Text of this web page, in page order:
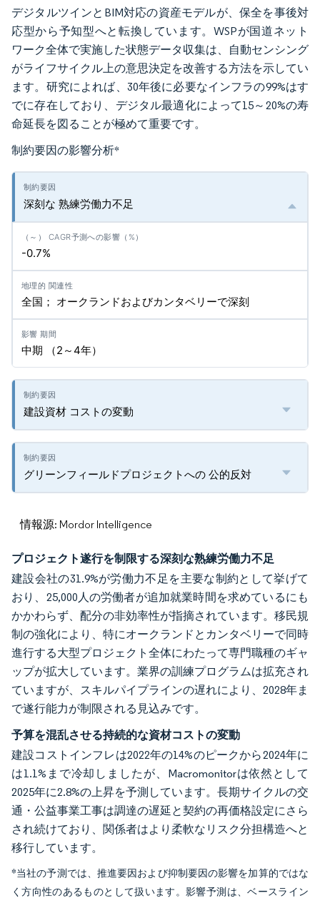
デジタルツインとBIM対応の資産モデルが、保全を事後対
応型から予知型へと転換しています。WSPが国道ネット
ワーク全体で実施した状態データ収集は、自動センシング
がライフサイクル上の意思決定を改善する方法を示してい
ます。研究によれば、30年後に必要なインフラの99%はす
でに存在しており、デジタル最適化によって15～20%の寿
命延長を図ることが極めて重要です。
制約要因の影響分析*
深刻な 熟練労働力不足
-0.7%
全国； オークランドおよびカンタベリーで深刻
中期 （2～4年）
建設資材 コストの変動
グリーンフィールドプロジェクトへの 公的反対
情報源: Mordor Intelligence
プロジェクト遂行を制限する深刻な熟練労働力不足
建設会社の31.9%が労働力不足を主要な制約として挙げて
おり、25,000人の労働者が追加就業時間を求めているにも
かかわらず、配分の非効率性が指摘されています。移民規
制の強化により、特にオークランドとカンタベリーで同時
進行する大型プロジェクト全体にわたって専門職種のギャ
ップが拡大しています。業界の訓練プログラムは拡充され
ていますが、スキルパイプラインの遅れにより、2028年ま
で遂行能力が制限される見込みです。
予算を混乱させる持続的な資材コストの変動
建設コストインフレは2022年の14%のピークから2024年に
は1.1%まで冷却しましたが、Macromonitorは依然として
2025年に2.8%の上昇を予測しています。長期サイクルの交
通・公益事業工事は調達の遅延と契約の再価格設定にさら
され続けており、関係者はより柔軟なリスク分担構造へと
移行しています。
*当社の予測では、推進要因および抑制要因の影響を加算的ではな
く方向性のあるものとして扱います。影響予測は、ベースライン